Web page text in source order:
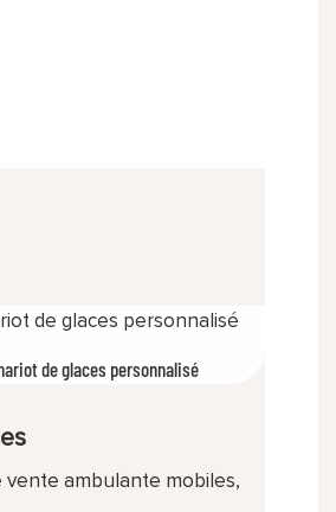
de glaces personnalisé
vente ambulante mobiles,